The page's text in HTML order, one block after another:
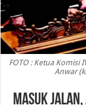
FOTO : Ketua Komisi
Anwar
Masuk